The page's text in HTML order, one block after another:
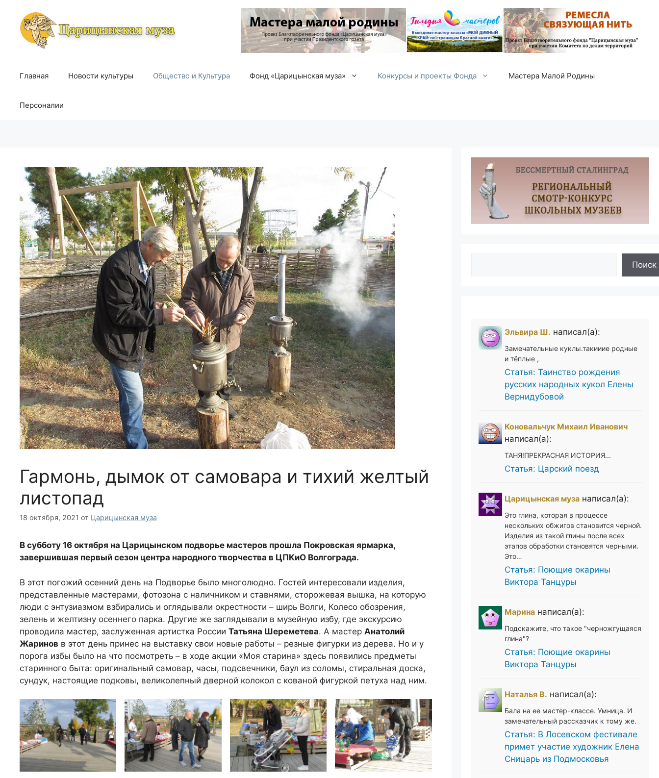
содержимому
Главная Новости культуры Общество и Культура Фонд «Царицынская муза» Конкурсы и проекты Фонда Мастера Малой Родины
Персоналии
Гармонь, дымок от самовара и тихий желтый
листопад
18 октября, 2021 от Царицынская муза
В субботу 16 октября на Царицынском подворье мастеров прошла Покровская ярмарка,
завершившая первый сезон центра народного творчества в ЦПКиО Волгограда.
В этот погожий осенний день на Подворье было многолюдно. Гостей интересовали изделия,
представленные мастерами, фотозона с наличником и ставнями, сторожевая вышка, на которую
люди с энтузиазмом взбирались и оглядывали окрестности – ширь Волги, Колесо обозрения,
зелень и желтизну осеннего парка. Другие же заглядывали в музейную избу, где экскурсию
проводила мастер, заслуженная артистка России Татьяна Шереметева. А мастер Анатолий
Жаринов в этот день принес на выставку свои новые работы – резные фигурки из дерева. Но и у
порога избы было на что посмотреть – в ходе акции «Моя старина» здесь появились предметы
старинного быта: оригинальный самовар, часы, подсвечники, баул из соломы, стиральная доска,
сундук, настоящие подковы, великолепный дверной колокол с кованой фигуркой петуха над ним.
Поиск
Эльвира Ш. написал(а):
Замечательные куклы.такииие родные
и тёплые ,
Статья: Таинство рождения
русских народных кукол Елены
Вернидубовой
Коновальчук Михаил Иванович
написал(а):
ТАНЯ!ПРЕКРАСНАЯ ИСТОРИЯ...
Статья: Царский поезд
Царицынская музанаписал(а):
Это глина, которая в процессе
нескольких обжигов становится черной.
Изделия из такой глины после всех
этапов обработки становятся черными.
Это…
Статья: Поющие окарины
Виктора Танцуры
Маринанаписал(а):
Подскажите, что такое "черножгущаяся
глина"?
Статья: Поющие окарины
Виктора Танцуры
Наталья В. написал(а):
Бала на ее мастер-классе. Умница. И
замечательный рассказчик к тому же.
Статья: В Лосевском фестивале
примет участие художник Елена
Сницарь из Подмосковья